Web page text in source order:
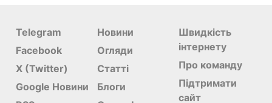
Telegram
Facebook
X (Twitter)
Google Новини
Новини
Огляди
Статті
Блоги
Швидкість
інтернету
Про команду
Підтримати
сайт